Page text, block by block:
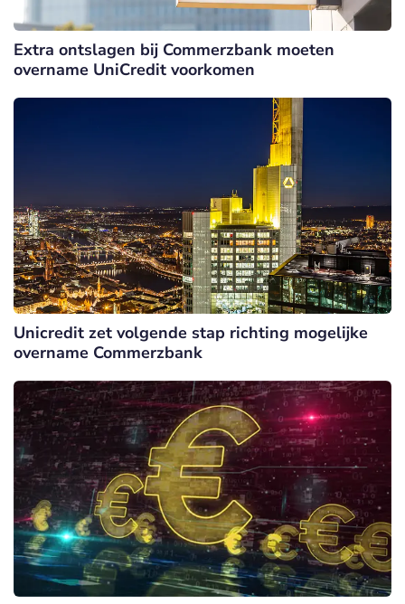
Extra ontslagen bij Commerzbank moeten
overname UniCredit voorkomen
Unicredit zet volgende stap richting mogelijke
overname Commerzbank